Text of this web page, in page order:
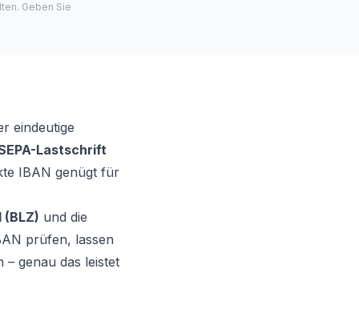
Geben Sie
eindeutige
Lastschrift
IBAN genügt für
(BLZ) und die
prüfen, lassen
genau das leistet